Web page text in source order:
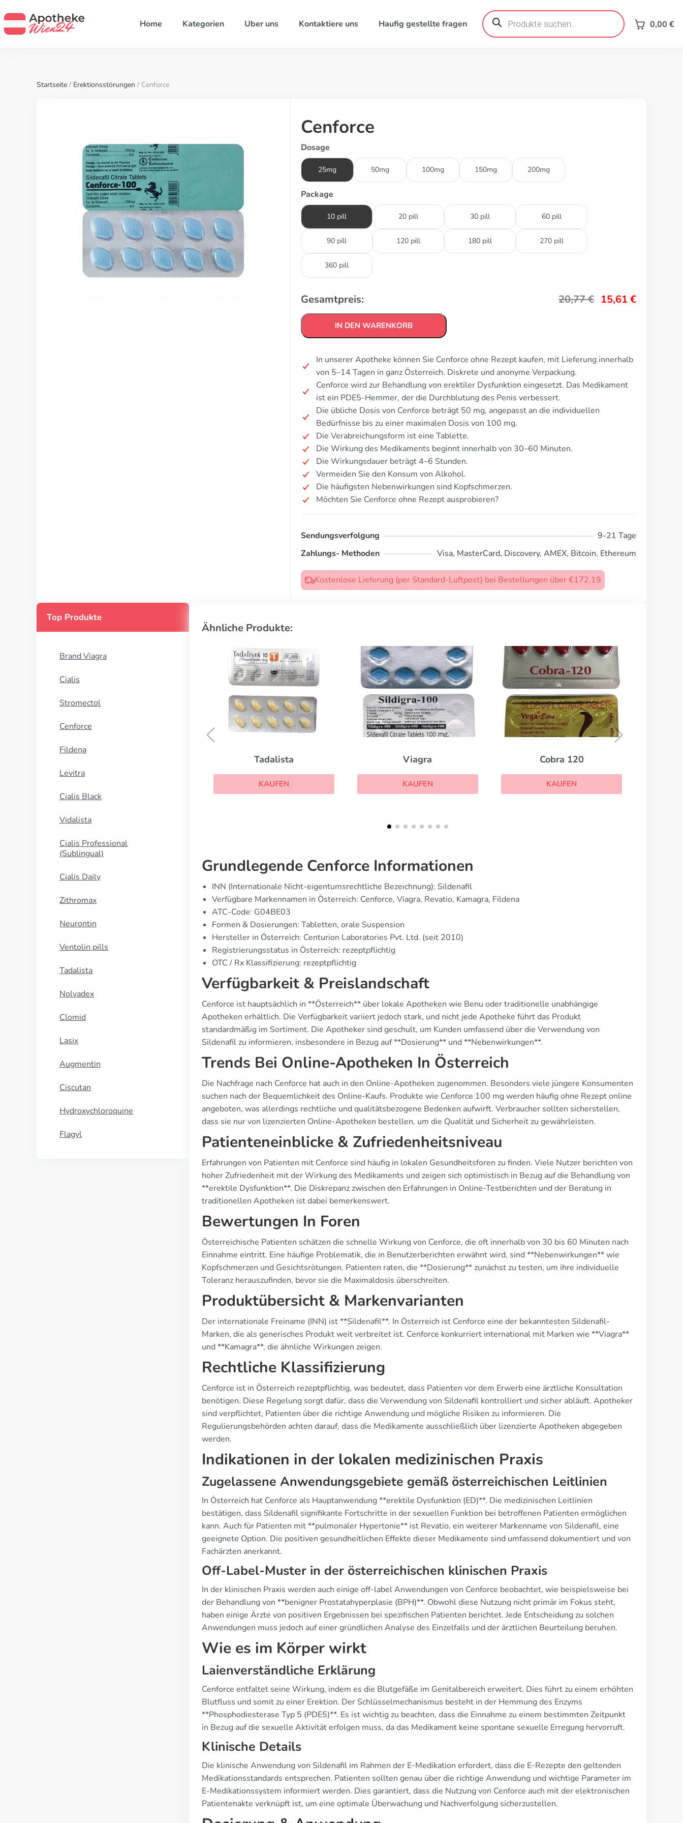
Home Kategorien Uber uns Kontaktiere uns Haufig gestellte fragen
Products
search 0,00 €
Startseite / Erektionsstörungen / Cenforce
Cenforce
Dosage
25mg 50mg 100mg 150mg 200mg
Package
10 pill 20 pill 30 pill 60 pill
90 pill 120 pill 180 pill 270 pill
360 pill
Gesamtpreis: 20,77€ 15,61 €
IN DEN WARENKORB
In unserer Apotheke können Sie Cenforce ohne Rezept kaufen, mit Lieferung innerhalb
von 5–14 Tagen in ganz Österreich. Diskrete und anonyme Verpackung.
Cenforce wird zur Behandlung von erektiler Dysfunktion eingesetzt. Das Medikament
ist ein PDE5-Hemmer, der die Durchblutung des Penis verbessert.
Die übliche Dosis von Cenforce beträgt 50 mg, angepasst an die individuellen
Bedürfnisse bis zu einer maximalen Dosis von 100 mg.
Die Verabreichungsform ist eine Tablette.
Die Wirkung des Medikaments beginnt innerhalb von 30–60 Minuten.
Die Wirkungsdauer beträgt 4–6 Stunden.
Vermeiden Sie den Konsum von Alkohol.
Die häufigsten Nebenwirkungen sind Kopfschmerzen.
Möchten Sie Cenforce ohne Rezept ausprobieren?
Sendungsverfolgung
9-21 Tage
Zahlungs- Methoden
Visa, MasterCard, Discovery, AMEX, Bitcoin, Ethereum
Kostenlose Lieferung (per Standard-Luftpost) bei Bestellungen über €172.19
Top Produkte
Brand Viagra
Cialis
Stromectol
Cenforce
Fildena
Levitra
Cialis Black
Vidalista
Cialis Professional
(Sublingual)
Cialis Daily
Zithromax
Neurontin
Ventolin pills
Tadalista
Nolvadex
Clomid
Lasix
Augmentin
Ciscutan
Hydroxychloroquine
Flagyl
Ähnliche Produkte:
Viagra
KAUFEN
Cobra 120
KAUFEN
Androgel
KAUFEN
Grundlegende Cenforce Informationen
INN (Internationale Nicht-eigentumsrechtliche Bezeichnung): Sildenafil
Verfügbare Markennamen in Österreich: Cenforce, Viagra, Revatio, Kamagra, Fildena
ATC-Code: G04BE03
Formen & Dosierungen: Tabletten, orale Suspension
Hersteller in Österreich: Centurion Laboratories Pvt. Ltd. (seit 2010)
Registrierungsstatus in Österreich: rezeptpflichtig
OTC / Rx Klassifizierung: rezeptpflichtig
Verfügbarkeit & Preislandschaft
Cenforce ist hauptsächlich in **Österreich** über lokale Apotheken wie Benu oder traditionelle unabhängige
Apotheken erhältlich. Die Verfügbarkeit variiert jedoch stark, und nicht jede Apotheke führt das Produkt
standardmäßig im Sortiment. Die Apotheker sind geschult, um Kunden umfassend über die Verwendung von
Sildenafil zu informieren, insbesondere in Bezug auf **Dosierung** und **Nebenwirkungen**.
Trends Bei Online-Apotheken In Österreich
Die Nachfrage nach Cenforce hat auch in den Online-Apotheken zugenommen. Besonders viele jüngere Konsumenten
suchen nach der Bequemlichkeit des Online-Kaufs. Produkte wie Cenforce 100 mg werden häufig ohne Rezept online
angeboten, was allerdings rechtliche und qualitätsbezogene Bedenken aufwirft. Verbraucher sollten sicherstellen,
dass sie nur von lizenzierten Online-Apotheken bestellen, um die Qualität und Sicherheit zu gewährleisten.
Patienteneinblicke & Zufriedenheitsniveau
Erfahrungen von Patienten mit Cenforce sind häufig in lokalen Gesundheitsforen zu finden. Viele Nutzer berichten von
hoher Zufriedenheit mit der Wirkung des Medikaments und zeigen sich optimistisch in Bezug auf die Behandlung von
**erektile Dysfunktion**. Die Diskrepanz zwischen den Erfahrungen in Online-Testberichten und der Beratung in
traditionellen Apotheken ist dabei bemerkenswert.
Bewertungen In Foren
Österreichische Patienten schätzen die schnelle Wirkung von Cenforce, die oft innerhalb von 30 bis 60 Minuten nach
Einnahme eintritt. Eine häufige Problematik, die in Benutzerberichten erwähnt wird, sind **Nebenwirkungen** wie
Kopfschmerzen und Gesichtsrötungen. Patienten raten, die **Dosierung** zunächst zu testen, um ihre individuelle
Toleranz herauszufinden, bevor sie die Maximaldosis überschreiten.
Produktübersicht & Markenvarianten
Der internationale Freiname (INN) ist **Sildenafil**. In Österreich ist Cenforce eine der bekanntesten Sildenafil-
Marken, die als generisches Produkt weit verbreitet ist. Cenforce konkurriert international mit Marken wie **Viagra**
und **Kamagra**, die ähnliche Wirkungen zeigen.
Rechtliche Klassifizierung
Cenforce ist in Österreich rezeptpflichtig, was bedeutet, dass Patienten vor dem Erwerb eine ärztliche Konsultation
benötigen. Diese Regelung sorgt dafür, dass die Verwendung von Sildenafil kontrolliert und sicher abläuft. Apotheker
sind verpflichtet, Patienten über die richtige Anwendung und mögliche Risiken zu informieren. Die
Regulierungsbehörden achten darauf, dass die Medikamente ausschließlich über lizenzierte Apotheken abgegeben
werden.
Indikationen in der lokalen medizinischen Praxis
Zugelassene Anwendungsgebiete gemäß österreichischen Leitlinien
In Österreich hat Cenforce als Hauptanwendung **erektile Dysfunktion (ED)**. Die medizinischen Leitlinien
bestätigen, dass Sildenafil signifikante Fortschritte in der sexuellen Funktion bei betroffenen Patienten ermöglichen
kann. Auch für Patienten mit **pulmonaler Hypertonie** ist Revatio, ein weiterer Markenname von Sildenafil, eine
geeignete Option. Die positiven gesundheitlichen Effekte dieser Medikamente sind umfassend dokumentiert und von
Fachärzten anerkannt.
Off-Label-Muster in der österreichischen klinischen Praxis
In der klinischen Praxis werden auch einige off-label Anwendungen von Cenforce beobachtet, wie beispielsweise bei
der Behandlung von **benigner Prostatahyperplasie (BPH)**. Obwohl diese Nutzung nicht primär im Fokus steht,
haben einige Ärzte von positiven Ergebnissen bei spezifischen Patienten berichtet. Jede Entscheidung zu solchen
Anwendungen muss jedoch auf einer gründlichen Analyse des Einzelfalls und der ärztlichen Beurteilung beruhen.
Wie es im Körper wirkt
Laienverständliche Erklärung
Cenforce entfaltet seine Wirkung, indem es die Blutgefäße im Genitalbereich erweitert. Dies führt zu einem erhöhten
Blutfluss und somit zu einer Erektion. Der Schlüsselmechanismus besteht in der Hemmung des Enzyms
**Phosphodiesterase Typ 5 (PDE5)**. Es ist wichtig zu beachten, dass die Einnahme zu einem bestimmten Zeitpunkt
in Bezug auf die sexuelle Aktivität erfolgen muss, da das Medikament keine spontane sexuelle Erregung hervorruft.
Klinische Details
Die klinische Anwendung von Sildenafil im Rahmen der E-Medikation erfordert, dass die E-Rezepte den geltenden
Medikationsstandards entsprechen. Patienten sollten genau über die richtige Anwendung und wichtige Parameter im
E-Medikationssystem informiert werden. Dies garantiert, dass die Nutzung von Cenforce auch mit der elektronischen
Patientenakte verknüpft ist, um eine optimale Überwachung und Nachverfolgung sicherzustellen.